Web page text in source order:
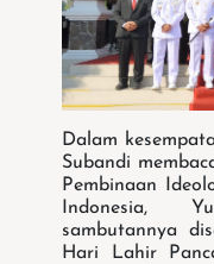
Dalam
Subandi
Pembinaan
Indonesia,
sambutannya
Hari Lahir